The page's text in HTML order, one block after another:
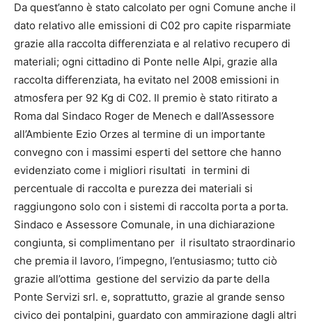
Da quest’anno è stato calcolato per ogni Comune anche il
dato relativo alle emissioni di C02 pro capite risparmiate
grazie alla raccolta differenziata e al relativo recupero di
materiali; ogni cittadino di Ponte nelle Alpi, grazie alla
raccolta differenziata, ha evitato nel 2008 emissioni in
atmosfera per 92 Kg di C02. Il premio è stato ritirato a
Roma dal Sindaco Roger de Menech e dall’Assessore
all’Ambiente Ezio Orzes al termine di un importante
convegno con i massimi esperti del settore che hanno
evidenziato come i migliori risultati in termini di
percentuale di raccolta e purezza dei materiali si
raggiungono solo con i sistemi di raccolta porta a porta.
Sindaco e Assessore Comunale, in una dichiarazione
congiunta, si complimentano per il risultato straordinario
che premia il lavoro, l’impegno, l’entusiasmo; tutto ciò
grazie all’ottima gestione del servizio da parte della
Ponte Servizi srl. e, soprattutto, grazie al grande senso
civico dei pontalpini, guardato con ammirazione dagli altri